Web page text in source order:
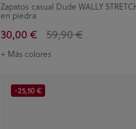
Zapatos casual Dude WALLY
en piedra
30,00 € 59,90 €
+ Más colores
-25,50 €